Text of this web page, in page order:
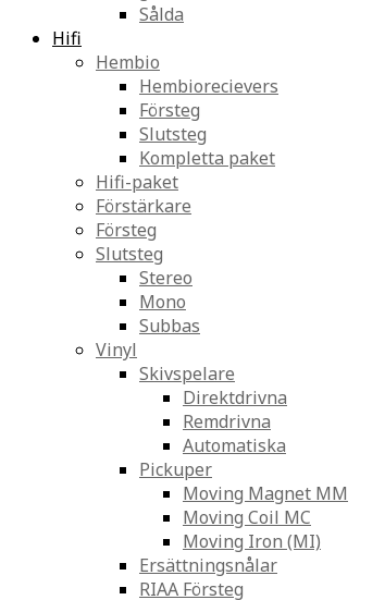
Sålda
Hifi
Hembio
Hembiorecievers
Försteg
Slutsteg
Kompletta paket
Hifi-paket
Förstärkare
Försteg
Slutsteg
Stereo
Mono
Subbas
Vinyl
Skivspelare
Direktdrivna
Remdrivna
Automatiska
Pickuper
Moving Magnet MM
Moving Coil MC
Moving Iron (MI)
Ersättningsnålar
RIAA Försteg